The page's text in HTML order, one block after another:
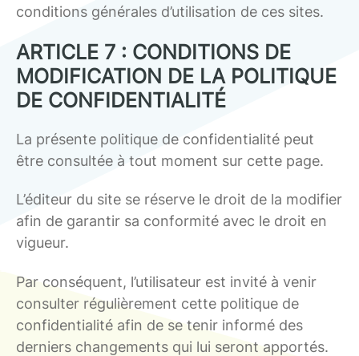
conditions générales d’utilisation de ces sites.
ARTICLE 7 : CONDITIONS DE
MODIFICATION DE LA POLITIQUE
DE CONFIDENTIALITÉ
La présente politique de confidentialité peut
être consultée à tout moment sur cette page.
L’éditeur du site se réserve le droit de la modifier
afin de garantir sa conformité avec le droit en
vigueur.
Par conséquent, l’utilisateur est invité à venir
consulter régulièrement cette politique de
confidentialité afin de se tenir informé des
derniers changements qui lui seront apportés.